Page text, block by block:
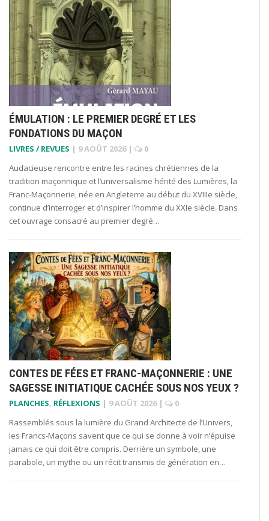
ÉMULATION : LE PREMIER DEGRÉ ET LES
FONDATIONS DU MAÇON
LIVRES / REVUES | 9 AOÛT 2026 |
0
Audacieuse rencontre entre les racines chrétiennes de la
tradition maçonnique et l’universalisme hérité des Lumières, la
Franc-Maçonnerie, née en Angleterre au début du XVIIIe siècle,
continue d’interroger et d’inspirer l’homme du XXIe siècle. Dans
cet ouvrage consacré au premier degré…
CONTES DE FÉES ET FRANC-MAÇONNERIE : UNE
SAGESSE INITIATIQUE CACHÉE SOUS NOS YEUX ?
PLANCHES, RÉFLEXIONS | 9 AOÛT 2026 |
0
Rassemblés sous la lumière du Grand Architecte de l’Univers,
les Francs-Maçons savent que ce qui se donne à voir n’épuise
jamais ce qui doit être compris. Derrière un symbole, une
parabole, un mythe ou un récit transmis de génération en…